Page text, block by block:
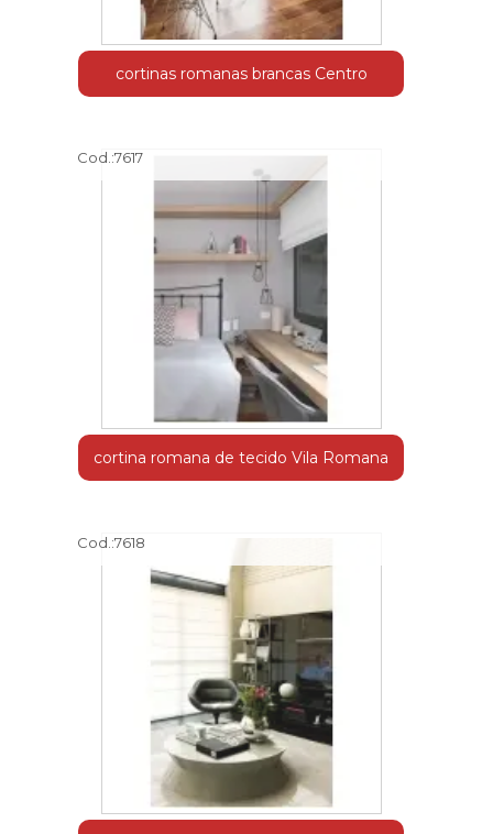
cortinas romanas brancas Centro
Cod.:7617
cortina romana de tecido Vila Romana
Cod.:7618